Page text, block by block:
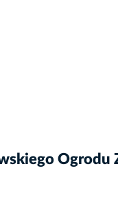
Ogrodu